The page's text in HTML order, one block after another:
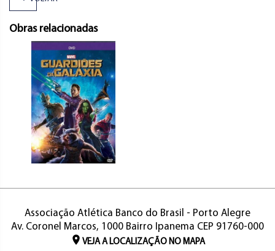
Obras relacionadas
Associação Atlética Banco do Brasil - Porto Alegre
Av. Coronel Marcos, 1000 Bairro Ipanema CEP 91760-000
VEJA A LOCALIZAÇÃO NO MAPA